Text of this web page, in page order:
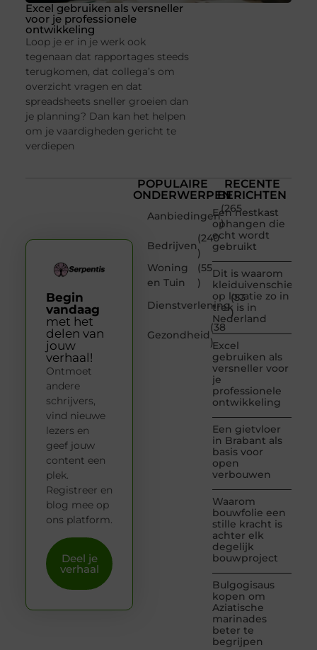
Excel gebruiken als versneller
voor je professionele
ontwikkeling
Loop je er in je werk ook
tegenaan dat rapportages steeds
terugkomen, dat collega’s om
overzicht vragen en dat
spreadsheets sneller groeien dan
je planning? Dan kan het helpen
om je vaardigheden gericht te
verdiepen
POPULAIRE
ONDERWERPEN
Aanbiedingen
(265
)
Bedrijven
(240
)
Woning
en Tuin
(55
)
Dienstverlening
(53
)
Gezondheid
(38
)
RECENTE
BERICHTEN
Een nestkast
ophangen die
echt wordt
gebruikt
Dit is waarom
kleiduivenschieten
op locatie zo in
trek is in
Nederland
Excel
gebruiken als
versneller voor
je
professionele
ontwikkeling
Een gietvloer
in Brabant als
basis voor
open
verbouwen
Waarom
bouwfolie een
stille kracht is
achter elk
degelijk
bouwproject
Bulgogisaus
kopen om
Aziatische
marinades
beter te
begrijpen
Begin
vandaag
met het
delen van
jouw
verhaal!
Ontmoet
andere
schrijvers,
vind nieuwe
lezers en
geef jouw
content een
plek.
Registreer en
blog mee op
ons platform.
Deel je
verhaal